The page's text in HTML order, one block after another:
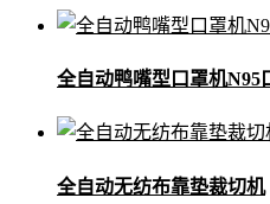
全自动鸭嘴型口罩机N95
全自动无纺布靠垫裁切机